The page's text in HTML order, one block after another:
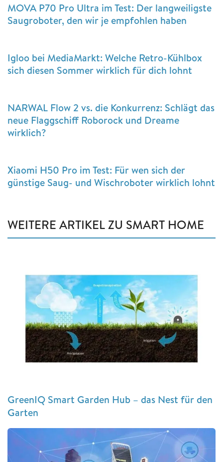
MOVA P70 Pro Ultra im Test: Der langweiligste
Saugroboter, den wir je empfohlen haben
Igloo bei MediaMarkt: Welche Retro-Kühlbox
sich diesen Sommer wirklich für dich lohnt
NARWAL Flow 2 vs. die Konkurrenz: Schlägt das
neue Flaggschiff Roborock und Dreame
wirklich?
Xiaomi H50 Pro im Test: Für wen sich der
günstige Saug- und Wischroboter wirklich lohnt
WEITERE ARTIKEL ZU SMART HOME
GreenIQ Smart Garden Hub – das Nest für den
Garten